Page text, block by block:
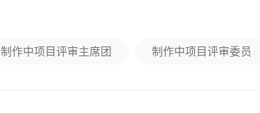
制作中项目评审主席团 制作中项目评审委员